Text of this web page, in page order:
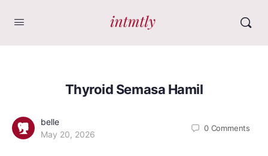
Thyroid Semasa Hamil
belle
May 20, 2026
0 Comments